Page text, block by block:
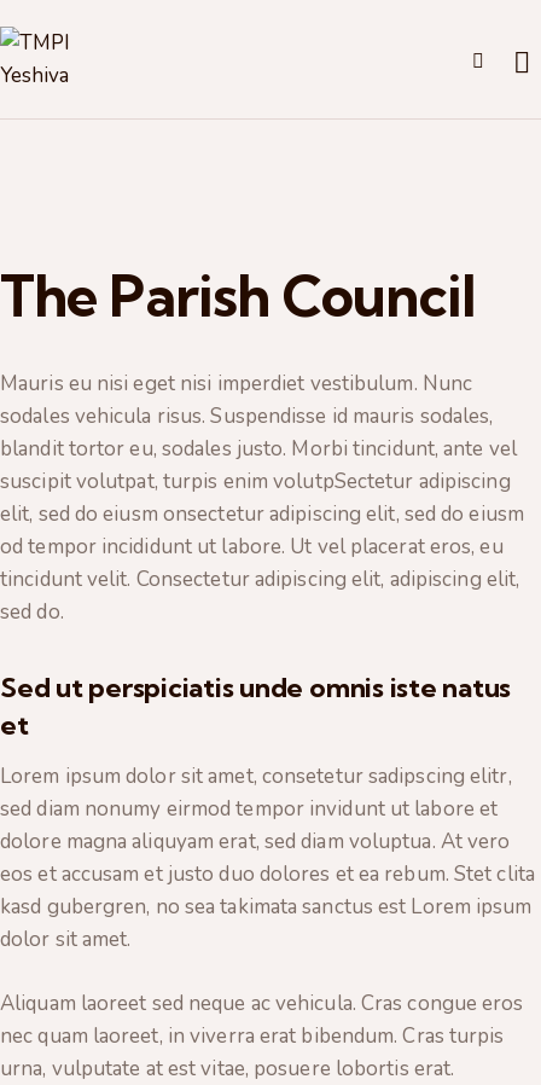
The Parish Council
Mauris eu nisi eget nisi imperdiet vestibulum. Nunc
sodales vehicula risus. Suspendisse id mauris sodales,
blandit tortor eu, sodales justo. Morbi tincidunt, ante vel
suscipit volutpat, turpis enim volutpSectetur adipiscing
elit, sed do eiusm onsectetur adipiscing elit, sed do eiusm
od tempor incididunt ut labore. Ut vel placerat eros, eu
tincidunt velit. Consectetur adipiscing elit, adipiscing elit,
sed do.
Sed ut perspiciatis unde omnis iste natus
et
Lorem ipsum dolor sit amet, consetetur sadipscing elitr,
sed diam nonumy eirmod tempor invidunt ut labore et
dolore magna aliquyam erat, sed diam voluptua. At vero
eos et accusam et justo duo dolores et ea rebum. Stet clita
kasd gubergren, no sea takimata sanctus est Lorem ipsum
dolor sit amet.
Aliquam laoreet sed neque ac vehicula. Cras congue eros
nec quam laoreet, in viverra erat bibendum. Cras turpis
urna, vulputate at est vitae, posuere lobortis erat.